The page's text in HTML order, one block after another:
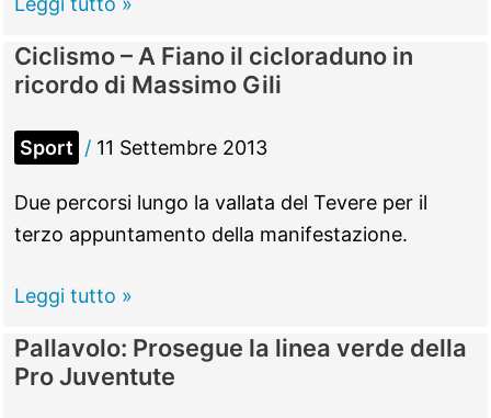
a
2
5,
la
Fortitudo
inizia
con
un
3-
al
Colli
Ciclismo – A Fiano il cicloraduno in
ricordo di Massimo Gili
Sport / 11 Settembre 2013
Due percorsi lungo la vallata del Tevere per il
terzo appuntamento della manifestazione.
Ciclismo
A
Fiano
Leggi tutto »
Pallavolo: Prosegue la linea verde della
Pro Juventute